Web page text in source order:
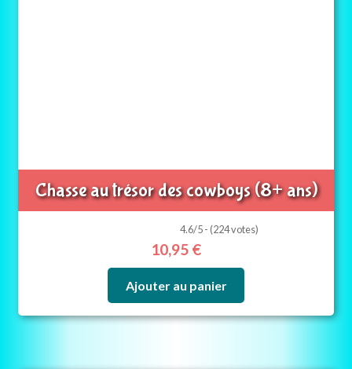
Chasse au trésor des cowboys (8+ ans)
4.6/5 - (224 votes)
10,95 €
Ajouter au panier